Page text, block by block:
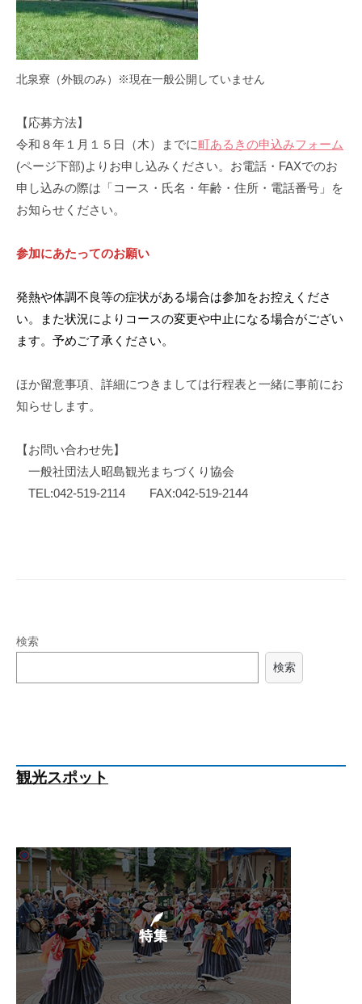
北泉寮（外観のみ）※現在一般公開していません
【応募方法】
令和８年１月１５日（木）までに町あるきの申込みフォーム
(ページ下部)よりお申し込みください。お電話・FAXでのお
申し込みの際は「コース・氏名・年齢・住所・電話番号」を
お知らせください。
参加にあたってのお願い
発熱や体調不良等の症状がある場合は参加をお控えくださ
い。また状況によりコースの変更や中止になる場合がござい
ます。予めご了承ください。
ほか留意事項、詳細につきましては行程表と一緒に事前にお
知らせします。
【お問い合わせ先】
一般社団法人昭島観光まちづくり協会
TEL:042-519-2114 FAX:042-519-2144
検索
検索
観光スポット